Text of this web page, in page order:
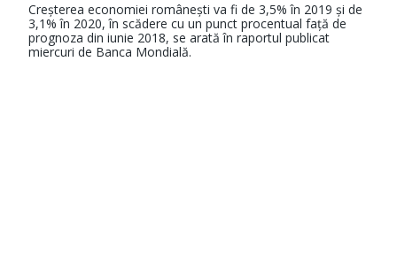
Creșterea economiei românești va fi de 3,5% în 2019 și de
3,1% în 2020, în scădere cu un punct procentual față de
prognoza din iunie 2018, se arată în raportul publicat
miercuri de Banca Mondială.